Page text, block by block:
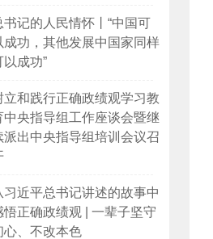
书记的人民情怀丨“中国可
成功，其他发展中国家同样
以成功”
立和践行正确政绩观学习教
中央指导组工作座谈会暨继
派出中央指导组培训会议召
习近平总书记讲述的故事中
悟正确政绩观 | 一辈子坚守
心、不改本色